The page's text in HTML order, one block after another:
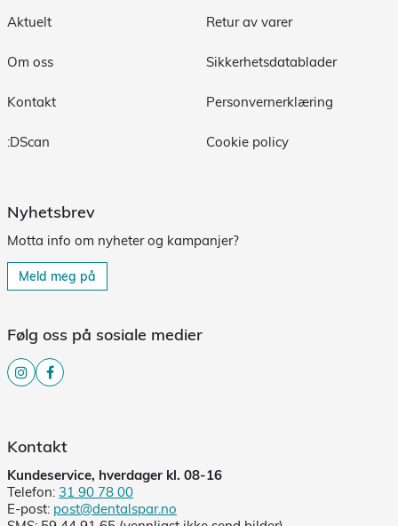
Aktuelt
Om oss
Kontakt
:DScan
Retur av varer
Sikkerhetsdatablader
Personvernerklæring
Cookie policy
Nyhetsbrev
Motta info om nyheter og kampanjer?
Meld meg på
Følg oss på sosiale medier
Kontakt
Kundeservice, hverdager kl. 08-16
Telefon: 31 90 78 00
E-post: post@dentalspar.no